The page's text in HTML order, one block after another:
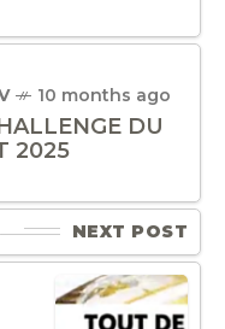
10 months ago
DU
2025
NEXT POST